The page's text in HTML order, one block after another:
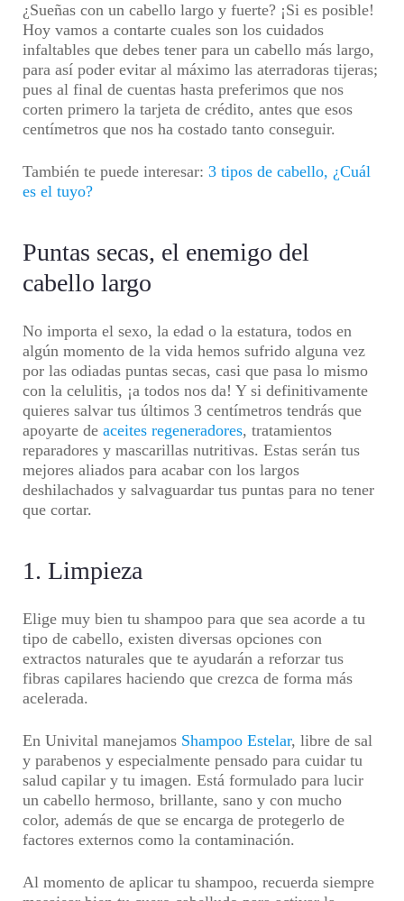
¿Sueñas con un cabello largo y fuerte? ¡Si es posible!
Hoy vamos a contarte cuales son los cuidados
infaltables que debes tener para un cabello más largo,
para así poder evitar al máximo las aterradoras tijeras;
pues al final de cuentas hasta preferimos que nos
corten primero la tarjeta de crédito, antes que esos
centímetros que nos ha costado tanto conseguir.
También te puede interesar: 3 tipos de cabello, ¿Cuál
es el tuyo?
Puntas secas, el enemigo del
cabello largo
No importa el sexo, la edad o la estatura, todos en
algún momento de la vida hemos sufrido alguna vez
por las odiadas puntas secas, casi que pasa lo mismo
con la celulitis, ¡a todos nos da! Y si definitivamente
quieres salvar tus últimos 3 centímetros tendrás que
apoyarte de aceites regeneradores, tratamientos
reparadores y mascarillas nutritivas. Estas serán tus
mejores aliados para acabar con los largos
deshilachados y salvaguardar tus puntas para no tener
que cortar.
1. Limpieza
Elige muy bien tu shampoo para que sea acorde a tu
tipo de cabello, existen diversas opciones con
extractos naturales que te ayudarán a reforzar tus
fibras capilares haciendo que crezca de forma más
acelerada.
En Univital manejamos Shampoo Estelar, libre de sal
y parabenos y especialmente pensado para cuidar tu
salud capilar y tu imagen. Está formulado para lucir
un cabello hermoso, brillante, sano y con mucho
color, además de que se encarga de protegerlo de
factores externos como la contaminación.
Al momento de aplicar tu shampoo, recuerda siempre